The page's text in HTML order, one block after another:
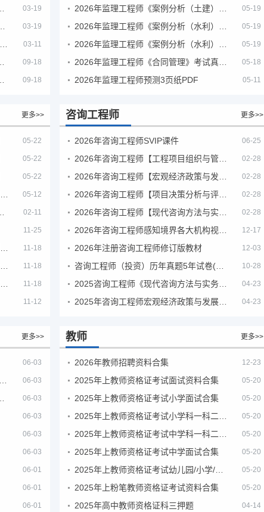
03-19
03-19
03-11
09-18
09-18
05-19
05-19
05-19
05-18
2026年监理工程师预测3页纸PDF 05-11
更多>>
05-22
05-22
05-22
05-12
02-11
11-25
11-18
11-18
11-18
11-12
咨询工程师 更多>>
2026年咨询工程师SVIP课件 06-25
02-28
02-28
02-28
02-28
12-17
2026年注册咨询工程师修订版教材 12-03
10-28
04-23
04-23
更多>>
06-03
06-03
06-03
06-03
06-03
06-03
06-01
06-01
06-01
教师 更多>>
2026年教师招聘资料合集 12-23
2025年上教师资格证考试面试资料合集 05-20
2025年上教师资格证考试小学面试合集 05-20
05-20
05-20
2025年上教师资格证考试中学面试合集 05-20
05-20
2025年上粉笔教师资格证考试资料合集 05-20
2025年高中教师资格证科三押题 04-14